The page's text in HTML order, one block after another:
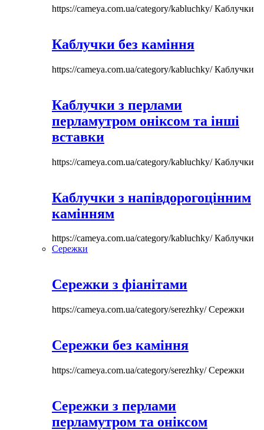
https://cameya.com.ua/category/kabluchky/Каблучки
Каблучки без каміння
https://cameya.com.ua/category/kabluchky/Каблучки
Каблучки з перлами
перламутром оніксом та інші
вставки
https://cameya.com.ua/category/kabluchky/Каблучки
Каблучки з напівдорогоцінним
камінням
https://cameya.com.ua/category/kabluchky/Каблучки
Сережки
Сережки з фіанітами
https://cameya.com.ua/category/serezhky/Сережки
Сережки без каміння
https://cameya.com.ua/category/serezhky/Сережки
Сережки з перлами
перламутром та оніксом